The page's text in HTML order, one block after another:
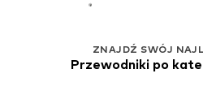
ZNAJDŹ SWÓJ
Przewodniki po